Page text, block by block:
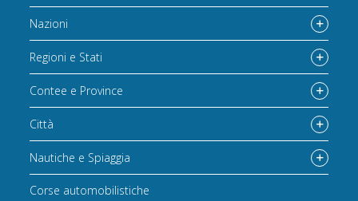
Nazioni
Regioni e Stati
Contee e Province
Città
Nautiche e Spiaggia
Corse automobilistiche